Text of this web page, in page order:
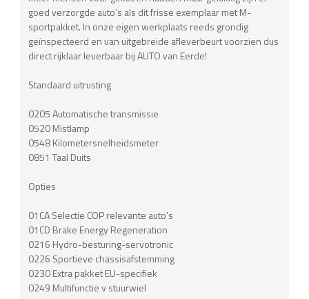
goed verzorgde auto’s als dit frisse exemplaar met M-
sportpakket. In onze eigen werkplaats reeds grondig
geïnspecteerd en van uitgebreide afleverbeurt voorzien dus
direct rijklaar leverbaar bij AUTO van Eerde!
Standaard uitrusting
0205 Automatische transmissie
0520 Mistlamp
0548 Kilometersnelheidsmeter
0851 Taal Duits
Opties
01CA Selectie COP relevante auto's
01CD Brake Energy Regeneration
0216 Hydro-besturing-servotronic
0226 Sportieve chassisafstemming
0230 Extra pakket EU-specifiek
0249 Multifunctie v stuurwiel